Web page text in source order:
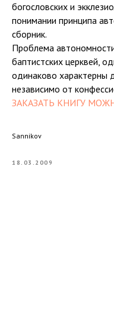
богословских и
понимании принципа
сборник.
Проблема
баптистских церквей,
одинаково характерны
независимо от
ЗАКАЗАТЬ КНИГУ
Sannikov
18.03.2009